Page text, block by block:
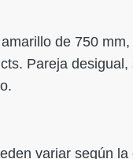
de 750
Pareja
variar según